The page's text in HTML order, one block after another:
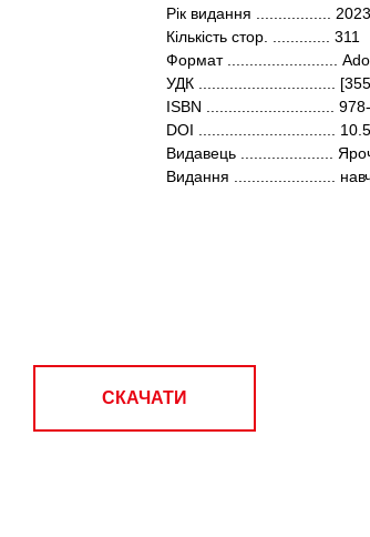
Рік видання ................. 2023
Кількість стор. ............. 311
Формат .........................
УДК ...............................
ISBN .............................
DOI ...............................
Видавець .....................
Видання .......................
СКАЧАТИ